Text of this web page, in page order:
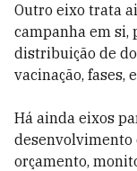
Outro eixo trata
campanha em si,
distribuição de
vacinação, fases,
Há ainda eixos
desenvolvimento
orçamento,